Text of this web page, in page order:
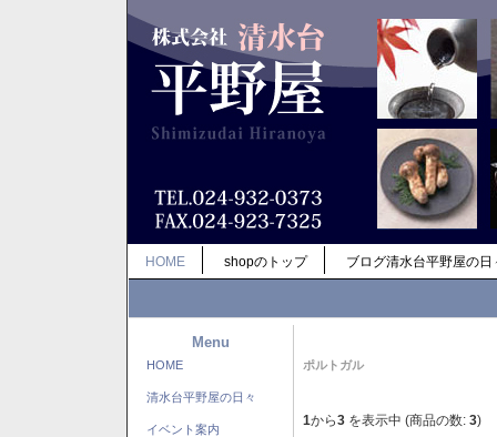
HOME shopのトップ ブログ清水台平野屋の日
Menu
HOME
清水台平野屋の日々
イベント案内
ポルトガル
1から3 を表示中 (商品の数: 3)